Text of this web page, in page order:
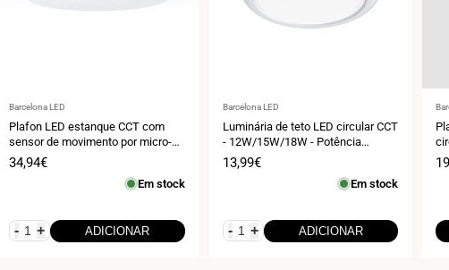
Fornecedor:
Barcelona LED
Plafon LED estanque CCT com
sensor de movimento por micro-
ondas - 24W - Ø28cm - IP65
Preço
34,94€
Em stock
- + ADICIONAR
Fornecedor:
Barcelona LED
Luminária de teto LED circular CCT
- 12W/15W/18W - Potência
ajustável - Superfície ou embutida
- IP54
Preço
13,99€
Em stock
- + ADICIONAR